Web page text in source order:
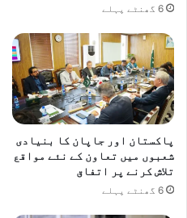
ح
ا
ی
ں
گ
ے
،
ز
ی
ر
ا
6 گھنٹے پہلے
پاکستان اور جاپان کا بنیادی
شعبوں میں تعاون کے نئے مواقع
تلاش کرنے پر اتفاق
6 گھنٹے پہلے